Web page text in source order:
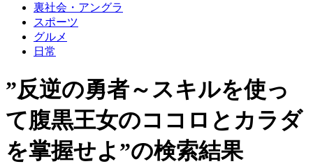
裏社会・アングラ
スポーツ
グルメ
日常
”反逆の勇者～スキルを使っ
て腹黒王女のココロとカラダ
を掌握せよ”の検索結果